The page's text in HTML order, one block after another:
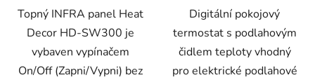
Topný INFRA panel Heat
Decor HD-SW300 je
vybaven vypínačem
On/Off (Zapni/Vypni) bez
Digitální pokojový
termostat s podlahovým
čidlem teploty vhodný
pro elektrické podlahové